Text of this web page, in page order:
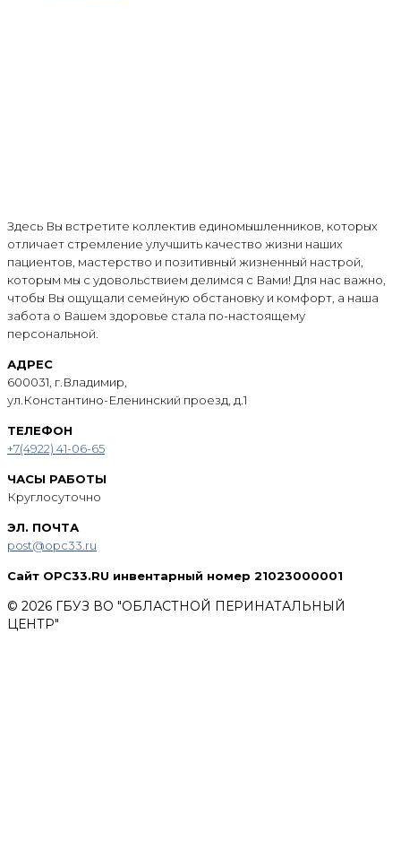
Здесь Вы встретите коллектив единомышленников, которых
отличает стремление улучшить качество жизни наших
пациентов, мастерство и позитивный жизненный настрой,
которым мы с удовольствием делимся с Вами! Для нас важно,
чтобы Вы ощущали семейную обстановку и комфорт, а наша
забота о Вашем здоровье стала по-настоящему
персональной.
АДРЕС
600031, г.Владимир,
ул.Константино-Еленинский проезд, д.1
ТЕЛЕФОН
+7(4922) 41-06-65
ЧАСЫ РАБОТЫ
Круглосуточно
ЭЛ. ПОЧТА
post@opc33.ru
Сайт OPC33.RU инвентарный номер 21023000001
© 2026 ГБУЗ ВО "ОБЛАСТНОЙ ПЕРИНАТАЛЬНЫЙ
ЦЕНТР"